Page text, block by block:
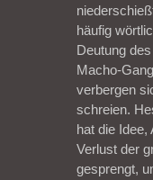
häufig
Deutung
Macho-
verbergen
schreien.
hat die
Verlust der
gesprengt,